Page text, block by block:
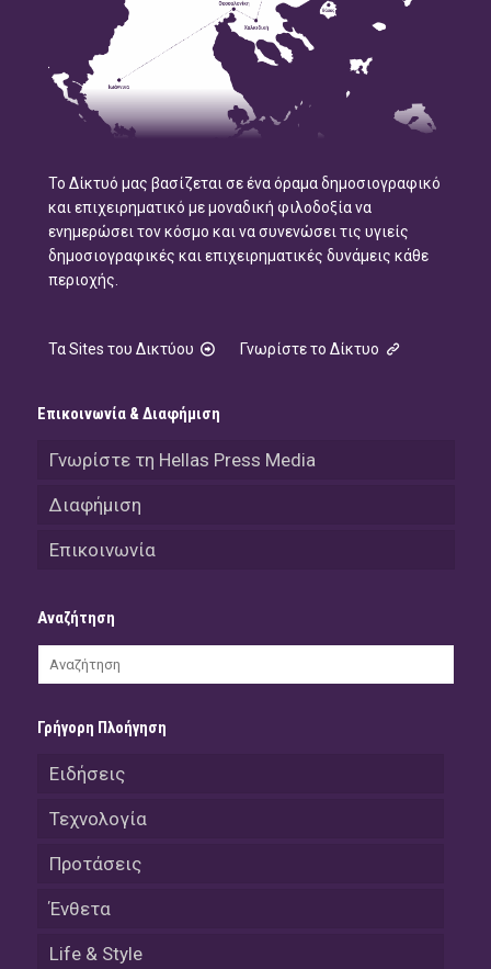
Το Δίκτυό μας βασίζεται σε ένα όραμα δημοσιογραφικό
και επιχειρηματικό με μοναδική φιλοδοξία να
ενημερώσει τον κόσμο και να συνενώσει τις υγιείς
δημοσιογραφικές και επιχειρηματικές δυνάμεις κάθε
περιοχής.
Τα Sites του Δικτύου Γνωρίστε το Δίκτυο
Επικοινωνία & Διαφήμιση
Γνωρίστε τη Hellas Press Media
Διαφήμιση
Επικοινωνία
Αναζήτηση
Γρήγορη Πλοήγηση
Ειδήσεις
Τεχνολογία
Προτάσεις
Ένθετα
Life & Style